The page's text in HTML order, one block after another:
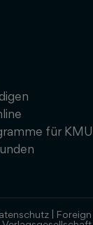
für KMU